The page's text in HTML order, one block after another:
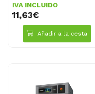
IVA INCLUIDO
11,63€
Añadir a la cesta